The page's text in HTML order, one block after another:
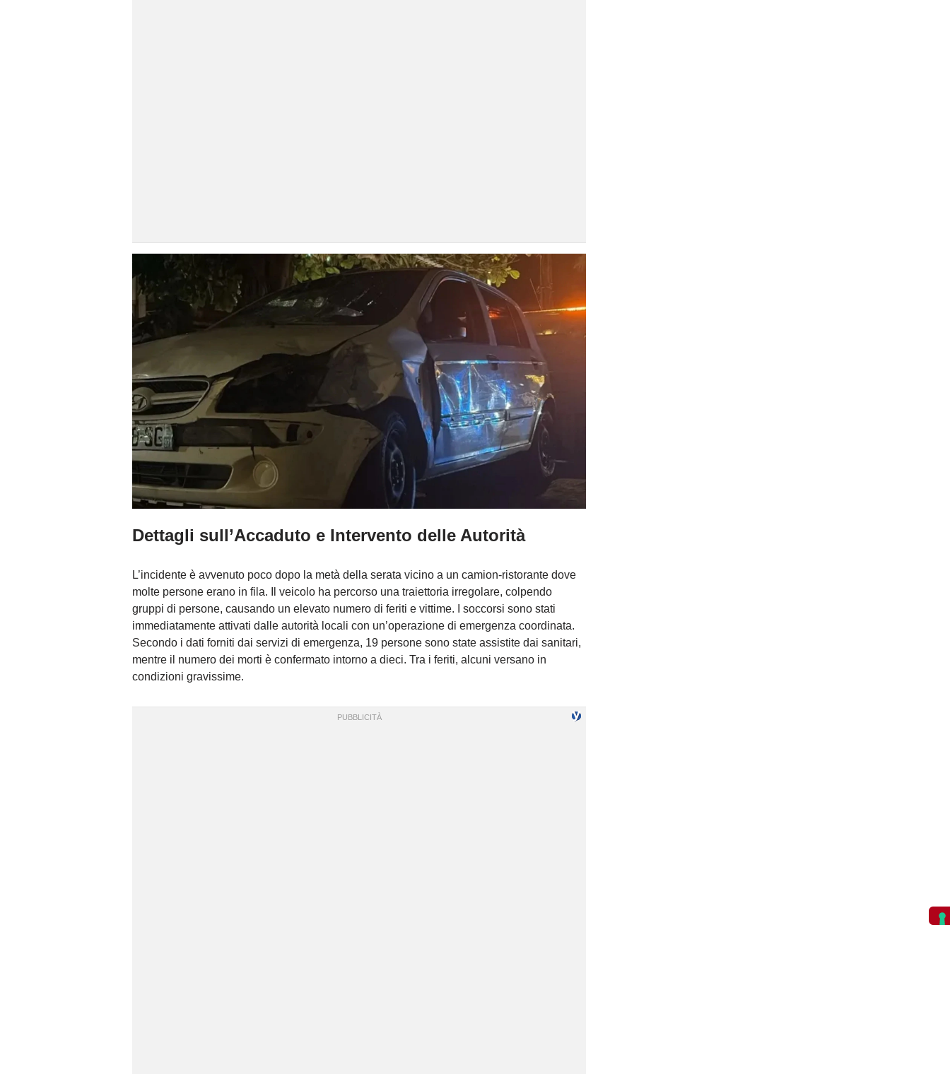
Dettagli sull’Accaduto e Intervento delle Autorità
L’incidente è avvenuto poco dopo la metà della serata vicino a un camion-ristorante dove
molte persone erano in fila. Il veicolo ha percorso una traiettoria irregolare, colpendo
gruppi di persone, causando un elevato numero di feriti e vittime. I soccorsi sono stati
immediatamente attivati dalle autorità locali con un’operazione di emergenza coordinata.
Secondo i dati forniti dai servizi di emergenza, 19 persone sono state assistite dai sanitari,
mentre il numero dei morti è confermato intorno a dieci. Tra i feriti, alcuni versano in
condizioni gravissime.